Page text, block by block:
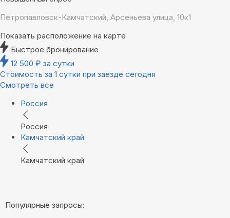
Петропавловск-Камчатский, Арсеньева улица, 10к1
Показать расположение на карте
Быстрое бронирование
12 500 ₽ за сутки
Стоимость за 1 сутки при заезде сегодня
Смотреть все
Россия
Россия
Камчатский край
Камчатский край
Популярные запросы: